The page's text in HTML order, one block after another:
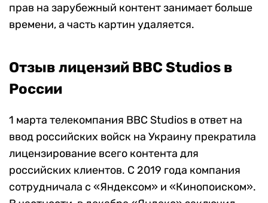
прав на зарубежный контент занимает больше
времени, а часть картин удаляется.
Отзыв лицензий BBC Studios в
России
1 марта телекомпания BBC Studios в ответ на
ввод российских войск на Украину прекратила
лицензирование всего контента для
российских клиентов. С 2019 года компания
сотрудничала с «Яндексом» и «Кинопоиском».